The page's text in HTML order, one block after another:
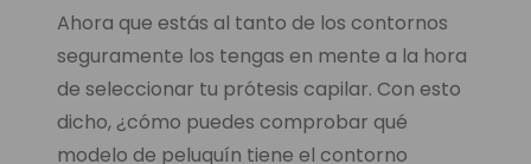
Ahora que estás al tanto de los contornos
seguramente los tengas en mente a la hora
de seleccionar tu prótesis capilar. Con esto
dicho, ¿cómo puedes comprobar qué
modelo de peluquín tiene el contorno